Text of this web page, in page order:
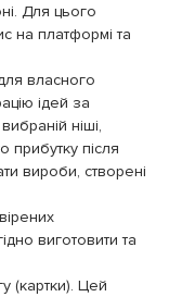
Для цього
на платформі та
власного
ідей за
ніші,
прибутку після
вироби, створені
виготовити та
(картки). Цей